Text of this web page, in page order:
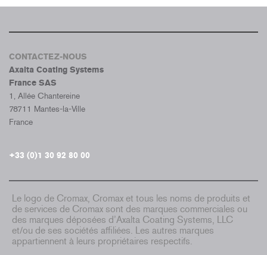
CONTACTEZ-NOUS
Axalta Coating Systems
France SAS
1, Allée Chantereine
78711 Mantes-la-Ville
France
+33 (0)1 30 92 80 00
Le logo de Cromax, Cromax et tous les noms de produits et
de services de Cromax sont des marques commerciales ou
des marques déposées d’Axalta Coating Systems, LLC
et/ou de ses sociétés affiliées. Les autres marques
appartiennent à leurs propriétaires respectifs.